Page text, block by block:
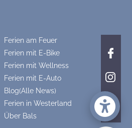
Ferien am Feuer
Ferien mit E-Bike
Ferien mit Wellness
Ferien mit E-Auto
Blog(Alle News)
Ferien in Westerland
Über Bals